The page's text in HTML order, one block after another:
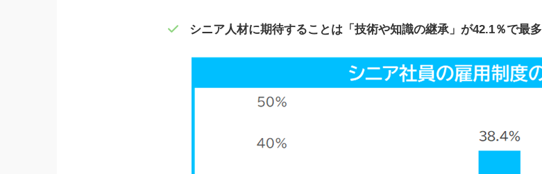
シニア人材に期待することは「技術や知識の継承」が42.1％で最多